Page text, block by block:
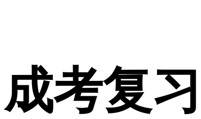
成考复习